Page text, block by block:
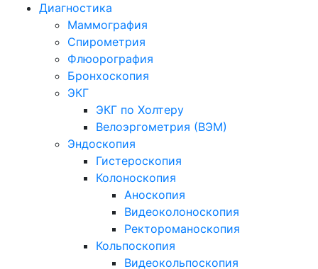
Диагностика
Маммография
Спирометрия
Флюорография
Бронхоскопия
ЭКГ
ЭКГ по Холтеру
Велоэргометрия (ВЭМ)
Эндоскопия
Гистероскопия
Колоноскопия
Аноскопия
Видеоколоноскопия
Ректороманоскопия
Кольпоскопия
Видеокольпоскопия